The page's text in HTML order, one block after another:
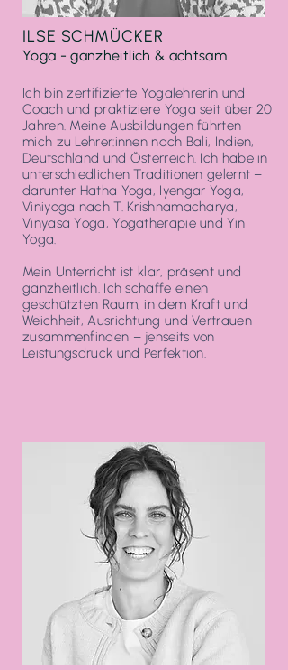
ILSE SCHMÜCKER
Yoga -ganzheitlich & achtsam
Ich bin zertifizierte Yogalehrerin und
Coach und praktiziere Yoga seit über 20
Jahren. Meine Ausbildungen führten
mich zu Lehrer:innen nach Bali, Indien,
Deutschland und Österreich. Ich habe in
unterschiedlichen Traditionen gelernt –
darunter Hatha Yoga, Iyengar Yoga,
Viniyoga nach T. Krishnamacharya,
Vinyasa Yoga, Yogatherapie und Yin
Yoga.
Mein Unterricht ist klar, präsent und
ganzheitlich. Ich schaffe einen
geschützten Raum, in dem Kraft und
Weichheit, Ausrichtung und Vertrauen
zusammenfinden – jenseits von
Leistungsdruck und Perfektion.